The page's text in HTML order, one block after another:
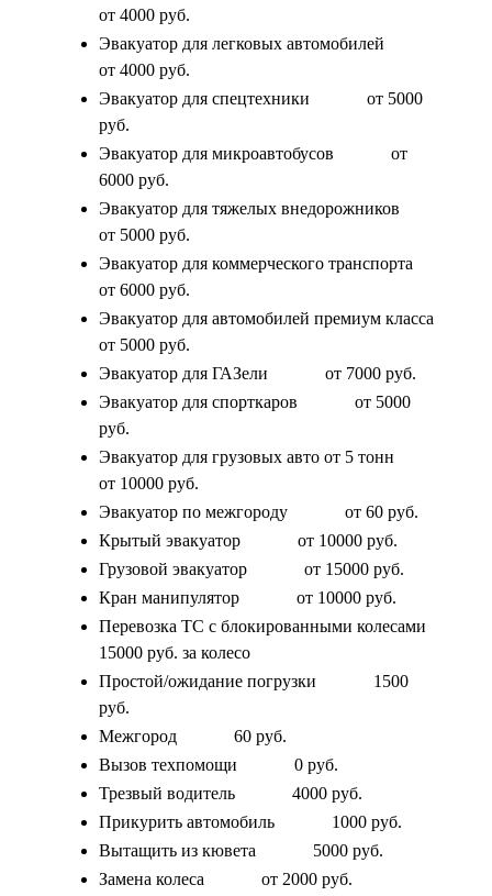
от 4000 руб.
Эвакуатор для легковых автомобилей
от 4000 руб.
Эвакуатор для спецтехники
от 5000
руб.
Эвакуатор для микроавтобусов
от
6000 руб.
Эвакуатор для тяжелых внедорожников
от 5000 руб.
Эвакуатор для коммерческого транспорта
от 6000 руб.
Эвакуатор для автомобилей премиум класса
от 5000 руб.
Эвакуатор для ГАЗели
от 7000 руб.
Эвакуатор для спорткаров
от 5000
руб.
Эвакуатор для грузовых авто от 5 тонн
от 10000 руб.
Эвакуатор по межгороду
от 60 руб.
Крытый эвакуатор
от 10000 руб.
Грузовой эвакуатор
от 15000 руб.
Кран манипулятор
от 10000 руб.
Перевозка ТС с блокированными колесами
15000 руб. за колесо
Простой/ожидание погрузки
1500
руб.
Межгород
60 руб.
Вызов техпомощи
0 руб.
Трезвый водитель
4000 руб.
Прикурить автомобиль
1000 руб.
Вытащить из кювета
5000 руб.
Замена колеса
от 2000 руб.